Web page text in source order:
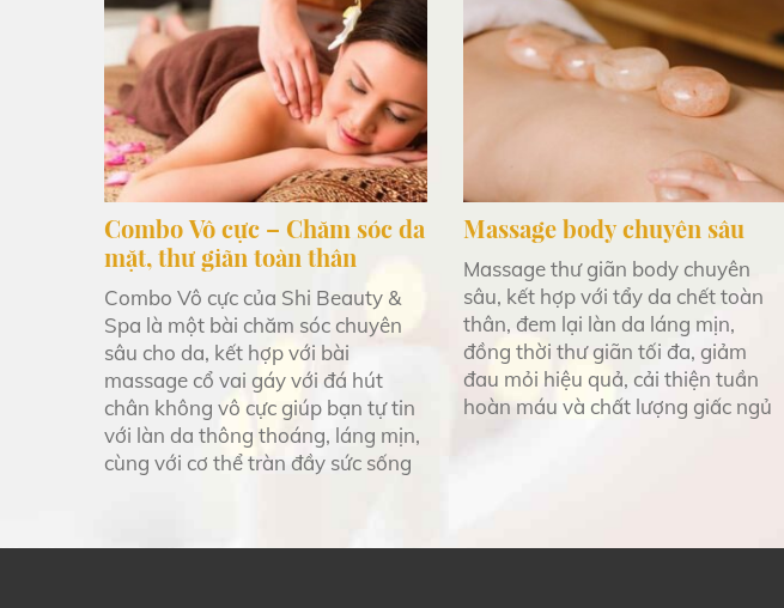
Combo Vô cực – Chăm sóc da
mặt, thư giãn toàn thân
Combo Vô cực của Shi Beauty &
Spa là một bài chăm sóc chuyên
sâu cho da, kết hợp với bài
massage cổ vai gáy với đá hút
chân không vô cực giúp bạn tự tin
với làn da thông thoáng, láng mịn,
cùng với cơ thể tràn đầy sức sống
Massage body chuyên sâu
Massage thư giãn body chuyên
sâu, kết hợp với tẩy da chết toàn
thân, đem lại làn da láng mịn,
đồng thời thư giãn tối đa, giảm
đau mỏi hiệu quả, cải thiện tuần
hoàn máu và chất lượng giấc ngủ